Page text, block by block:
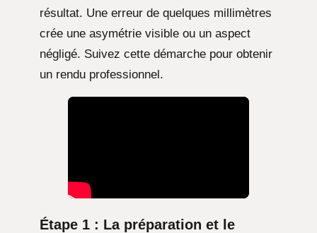
résultat. Une erreur de quelques millimètres
crée une asymétrie visible ou un aspect
négligé. Suivez cette démarche pour obtenir
un rendu professionnel.
Étape 1 : La préparation et le